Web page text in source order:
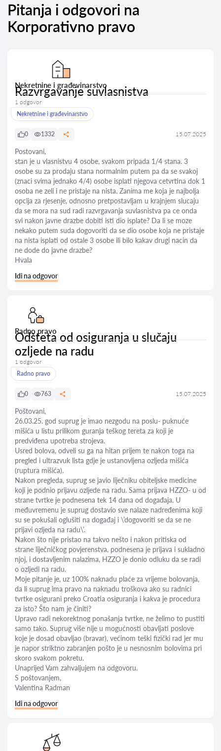
Pitanja i odgovori na
Korporativno pravo
Nekretnine i građevinarstvo
Razvrgavanje suvlasnistva
1 odgovor
Nekretnine i građevinarstvo
0 1332 15.07.2025
Postovani,
stan je u vlasnistvu 4 osobe, svakom pripada 1/4 stana. 3
osobe su za prodaju stana normalnim putem pa da se svakoj
(znaci svima jednako 4/4) osobe isplati njegova cetvrtina dok 1
osoba ne zeli i ne pristaje na nista. Zanima me koja je najbolja
opcija za rjesenje, odnosno pretpostavljam u krajnjem slucaju
da se mora na sud radi razvrgavanja suvlasnistva pa ce onda
svi nakon javne drazbe dobiti isti dio isplate? Da li se moze
nekako putem suda dogovoriti da se dio osobe koja ne pristaje
na nista isplati od ostale 3 osobe ili bilo kakav drugi nacin da
ne dode do javne drazbe?
Hvala
Idi na odgovor
Radno pravo
Odšteta od osiguranja u slučaju
ozljede na radu
1 odgovor
Radno pravo
0 763 15.07.2025
Poštovani,
26.03.25. god suprug je imao nezgodu na poslu- puknuće
mišića u listu prilikom guranja teškog tereta za koji je
predviđena upotreba strojeva.
Usred bolova, odveli su ga na hitan prijem te nakon toga na
pregled i ultrazvuk lista gdje je ustanovljena ozljeda mišića
(ruptura mišića).
Nakon pregleda, suprug se javio liječniku obiteljske medicine
koji je podnio prijavu ozljede na radu. Sama prijava HZZO- u od
strane tvrtke je podnesena tek 14 dana od događaja. U
međuvremenu je suprug dostavio sve nalaze nadređenima koji
su se pokušali oglušiti na događaj i \’dogovoriti se da se ne
prijavi ozljeda na radu\’.
Nakon što nije pristao na takvo nešto i nakon pritiska od
strane liječničkog povjerenstva, podnesena je prijava i sukladno
njoj, i dostavljenim nalazima, HZZO je donio odluku da se radi
o ozljedi na radu.
Moje pitanje je, uz 100% naknadu plaće za vrijeme bolovanja,
da li suprug ima pravo na naknadu troškova ako su radnici
tvrtke osigurani preko Croatia osiguranja i kakva je procedura
za isto? Što nam je činiti?
Upravo radi nekorektnog ponašanja tvrtke, ne želimo to pustiti
samo tako. Suprug više nije u mogućnosti obavljati poslove
koje je dosad obavljao (bravar), većinom teški fizički rad jer mu
je napor striktno zabranjen pošto je u nesnosnim bolovima pri
skoro svakom pokretu.
Unaprijed Vam zahvaljujem na odgovoru.
S poštovanjem,
Valentina Radman
Idi na odgovor